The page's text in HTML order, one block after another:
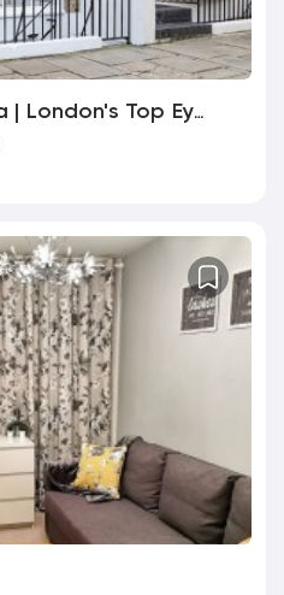
Primalashes Belgravia | London's Top Eyelash Extensions Salon